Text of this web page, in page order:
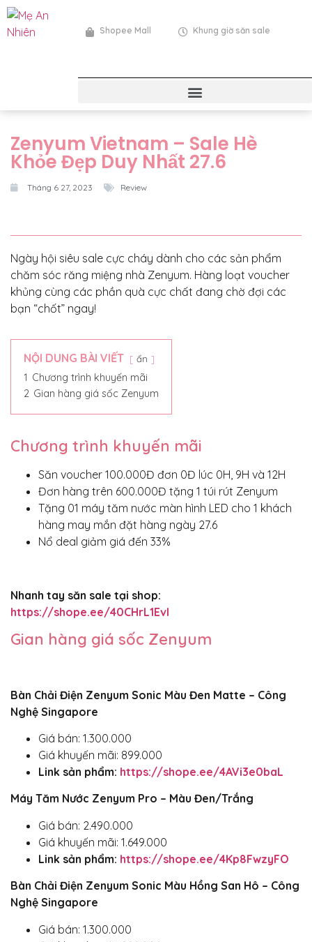
Shopee Mall Khung giờ săn sale
Zenyum Vietnam – Sale Hè
Khỏe Đẹp Duy Nhất 27.6
Tháng 6 27, 2023 Review
Ngày hội siêu sale cực cháy dành cho các sản phẩm
chăm sóc răng miệng nhà Zenyum. Hàng loạt voucher
khủng cùng các phần quà cực chất đang chờ đợi các
bạn “chốt” ngay!
NỘI DUNG BÀI VIẾT ẩn
1 Chương trình khuyến mãi
2 Gian hàng giá sốc Zenyum
Chương trình khuyến mãi
Săn voucher 100.000Đ đơn 0Đ lúc 0H, 9H và 12H
Đơn hàng trên 600.000Đ tặng 1 túi rút Zenyum
Tặng 01 máy tăm nước màn hình LED cho 1 khách
hàng may mắn đặt hàng ngày 27.6
Nổ deal giảm giá đến 33%
Nhanh tay săn sale tại shop:
https://shope.ee/40CHrL1EvI
Gian hàng giá sốc Zenyum
Bàn Chải Điện Zenyum Sonic Màu Đen Matte – Công
Nghệ Singapore
Giá bán: 1.300.000
Giá khuyến mãi: 899.000
Link sản phẩm: https://shope.ee/4AVi3e0baL
Máy Tăm Nước Zenyum Pro – Màu Đen/Trắng
Giá bán: 2.490.000
Giá khuyến mãi: 1.649.000
Link sản phẩm: https://shope.ee/4Kp8FwzyFO
Bàn Chải Điện Zenyum Sonic Màu Hồng San Hô – Công
Nghệ Singapore
Giá bán: 1.300.000